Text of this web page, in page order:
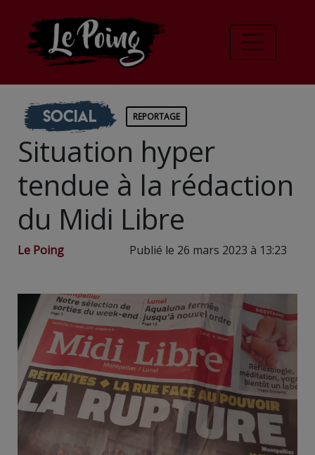
Social REPORTAGE
Situation hyper
tendue à la rédaction
du Midi Libre
Le Poing Publié le 26 mars 2023 à 13:23